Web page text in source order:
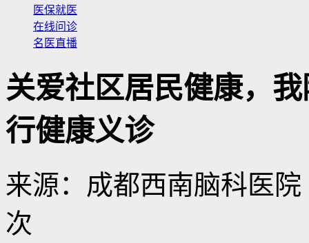
医保就医
在线问诊
名医直播
关爱社区居民健康，
行健康义诊
来源：成都西南脑科医院
次